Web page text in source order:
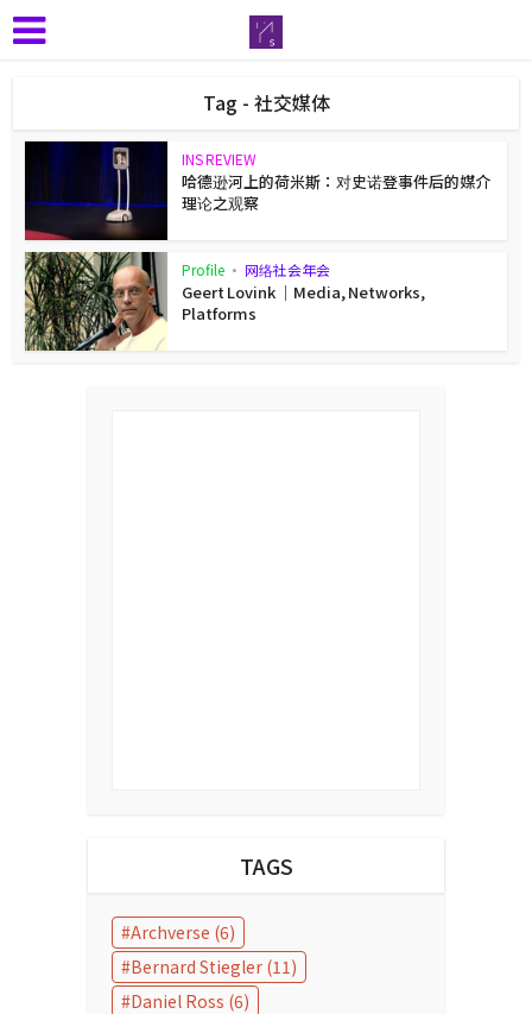
Tag - 社交媒体
INS REVIEW
哈德逊河上的荷米斯：对史诺登事件后的媒介
理论之观察
Profile • 网络社会年会
Geert Lovink ｜Media, Networks,
Platforms
TAGS
Archverse (6)
Bernard Stiegler (11)
Daniel Ross (6)